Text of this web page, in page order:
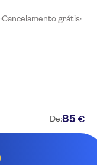
·Cancelamento grátis·
De:85 €